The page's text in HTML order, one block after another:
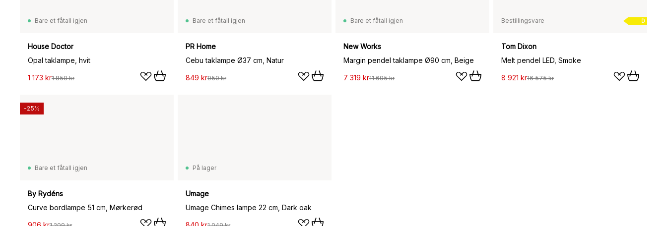
Bare et fåtall igjen
House Doctor
Opal taklampe, hvit
1 173 kr1 850 kr
Bare et fåtall igjen
PR Home
Cebu taklampe Ø37 cm, Natur
849 kr950 kr
Bare et fåtall igjen
New Works
Margin pendel taklampe Ø90 cm, Beige
7 319 kr11 695 kr
D
Bestillingsvare
Tom Dixon
Melt pendel LED, Smoke
8 921 kr16 575 kr
Bare et fåtall igjen
By Rydéns
Curve bordlampe 51 cm, Mørkerød
-25%
På lager
Umage
Umage Chimes lampe 22 cm, Dark oak